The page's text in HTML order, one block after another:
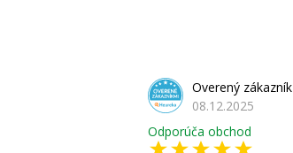
Overený zákazník
08.12.2025
Odporúča obchod